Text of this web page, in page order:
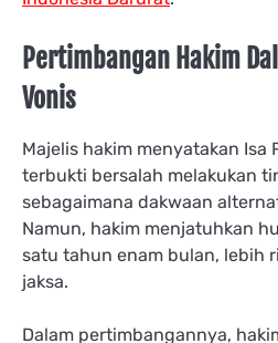
Pertimbangan Hakim
Vonis
Majelis hakim menyatakan Isa
terbukti bersalah melakukan
sebagaimana dakwaan
Namun, hakim menjatuhkan
satu tahun enam bulan, lebih
jaksa.
Dalam pertimbangannya,